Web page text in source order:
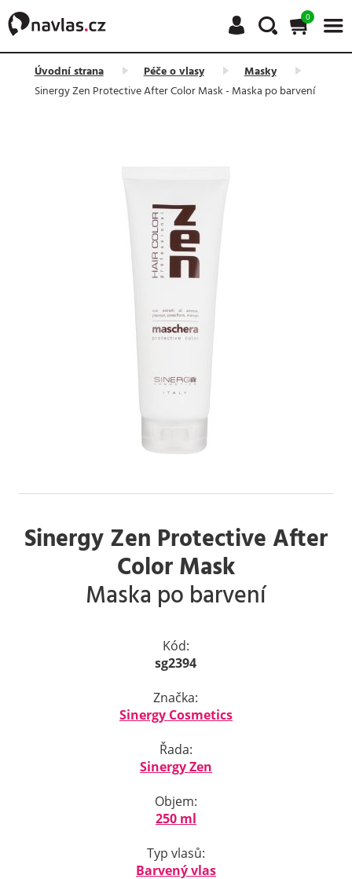
0
Úvodní strana Péče o vlasy
Masky
Sinergy Zen Protective After Color Mask - Maska po barvení
Sinergy Zen Protective After
Color Mask
Maska po barvení
Kód:
sg2394
Značka:
Sinergy Cosmetics
Řada:
Sinergy Zen
Objem:
250 ml
Typ vlasů:
Barvený vlas